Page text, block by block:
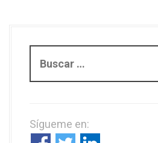
s
a
r
Sígueme en: